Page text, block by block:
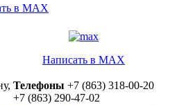
в MAX
Написать в MAX
Телефоны +7 (863) 318-00-20
+7 (863) 290-47-02